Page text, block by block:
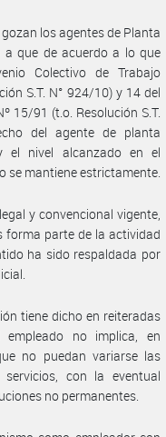
los agentes de Planta
a que de acuerdo a lo que
Colectivo de Trabajo
S.T. N° 924/10) y 14 del
15/91 (t.o. Resolución S.T.
del agente de planta
el nivel alcanzado en el
se mantiene estrictamente.
y convencional vigente,
forma parte de la actividad
ha sido respaldada por
tiene dicho en reiteradas
no implica, en
no puedan variarse las
con la eventual
no permanentes.